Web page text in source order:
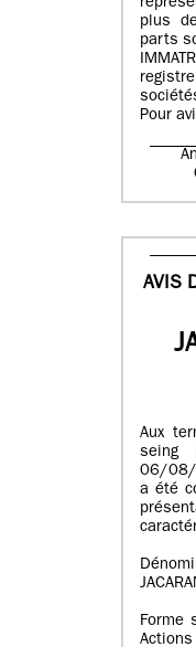
plus
parts
Pour
AVIS
Aux
seing
06/08/
a été
Forme